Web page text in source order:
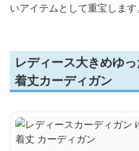
いアイテムとして重宝します。
レディース大きめゆ
着丈カーディガン